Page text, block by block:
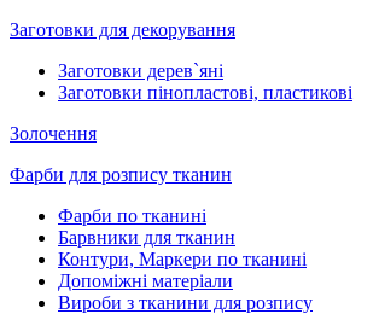
Заготовки для декорування
Заготовки дерев`яні
Заготовки пінопластові, пластикові
Золочення
Фарби для розпису тканин
Фарби по тканині
Барвники для тканин
Контури, Маркери по тканині
Допоміжні матеріали
Вироби з тканини для розпису